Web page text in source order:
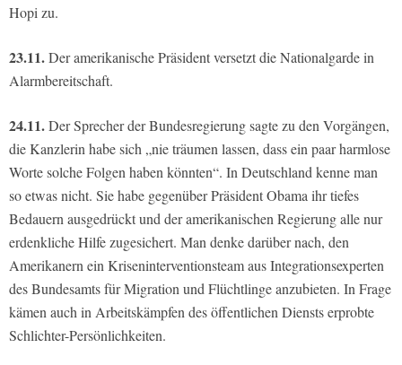
Hopi zu.
23.11.Der amerikanische Präsident versetzt die Nationalgarde in
Alarmbereitschaft.
24.11.Der Sprecher der Bundesregierung sagte zu den Vorgängen,
die Kanzlerin habe sich „nie träumen lassen, dass ein paar harmlose
Worte solche Folgen haben könnten“. In Deutschland kenne man
so etwas nicht. Sie habe gegenüber Präsident Obama ihr tiefes
Bedauern ausgedrückt und der amerikanischen Regierung alle nur
erdenkliche Hilfe zugesichert. Man denke darüber nach, den
Amerikanern ein Kriseninterventionsteam aus Integrationsexperten
des Bundesamts für Migration und Flüchtlinge anzubieten. In Frage
kämen auch in Arbeitskämpfen des öffentlichen Diensts erprobte
Schlichter-Persönlichkeiten.